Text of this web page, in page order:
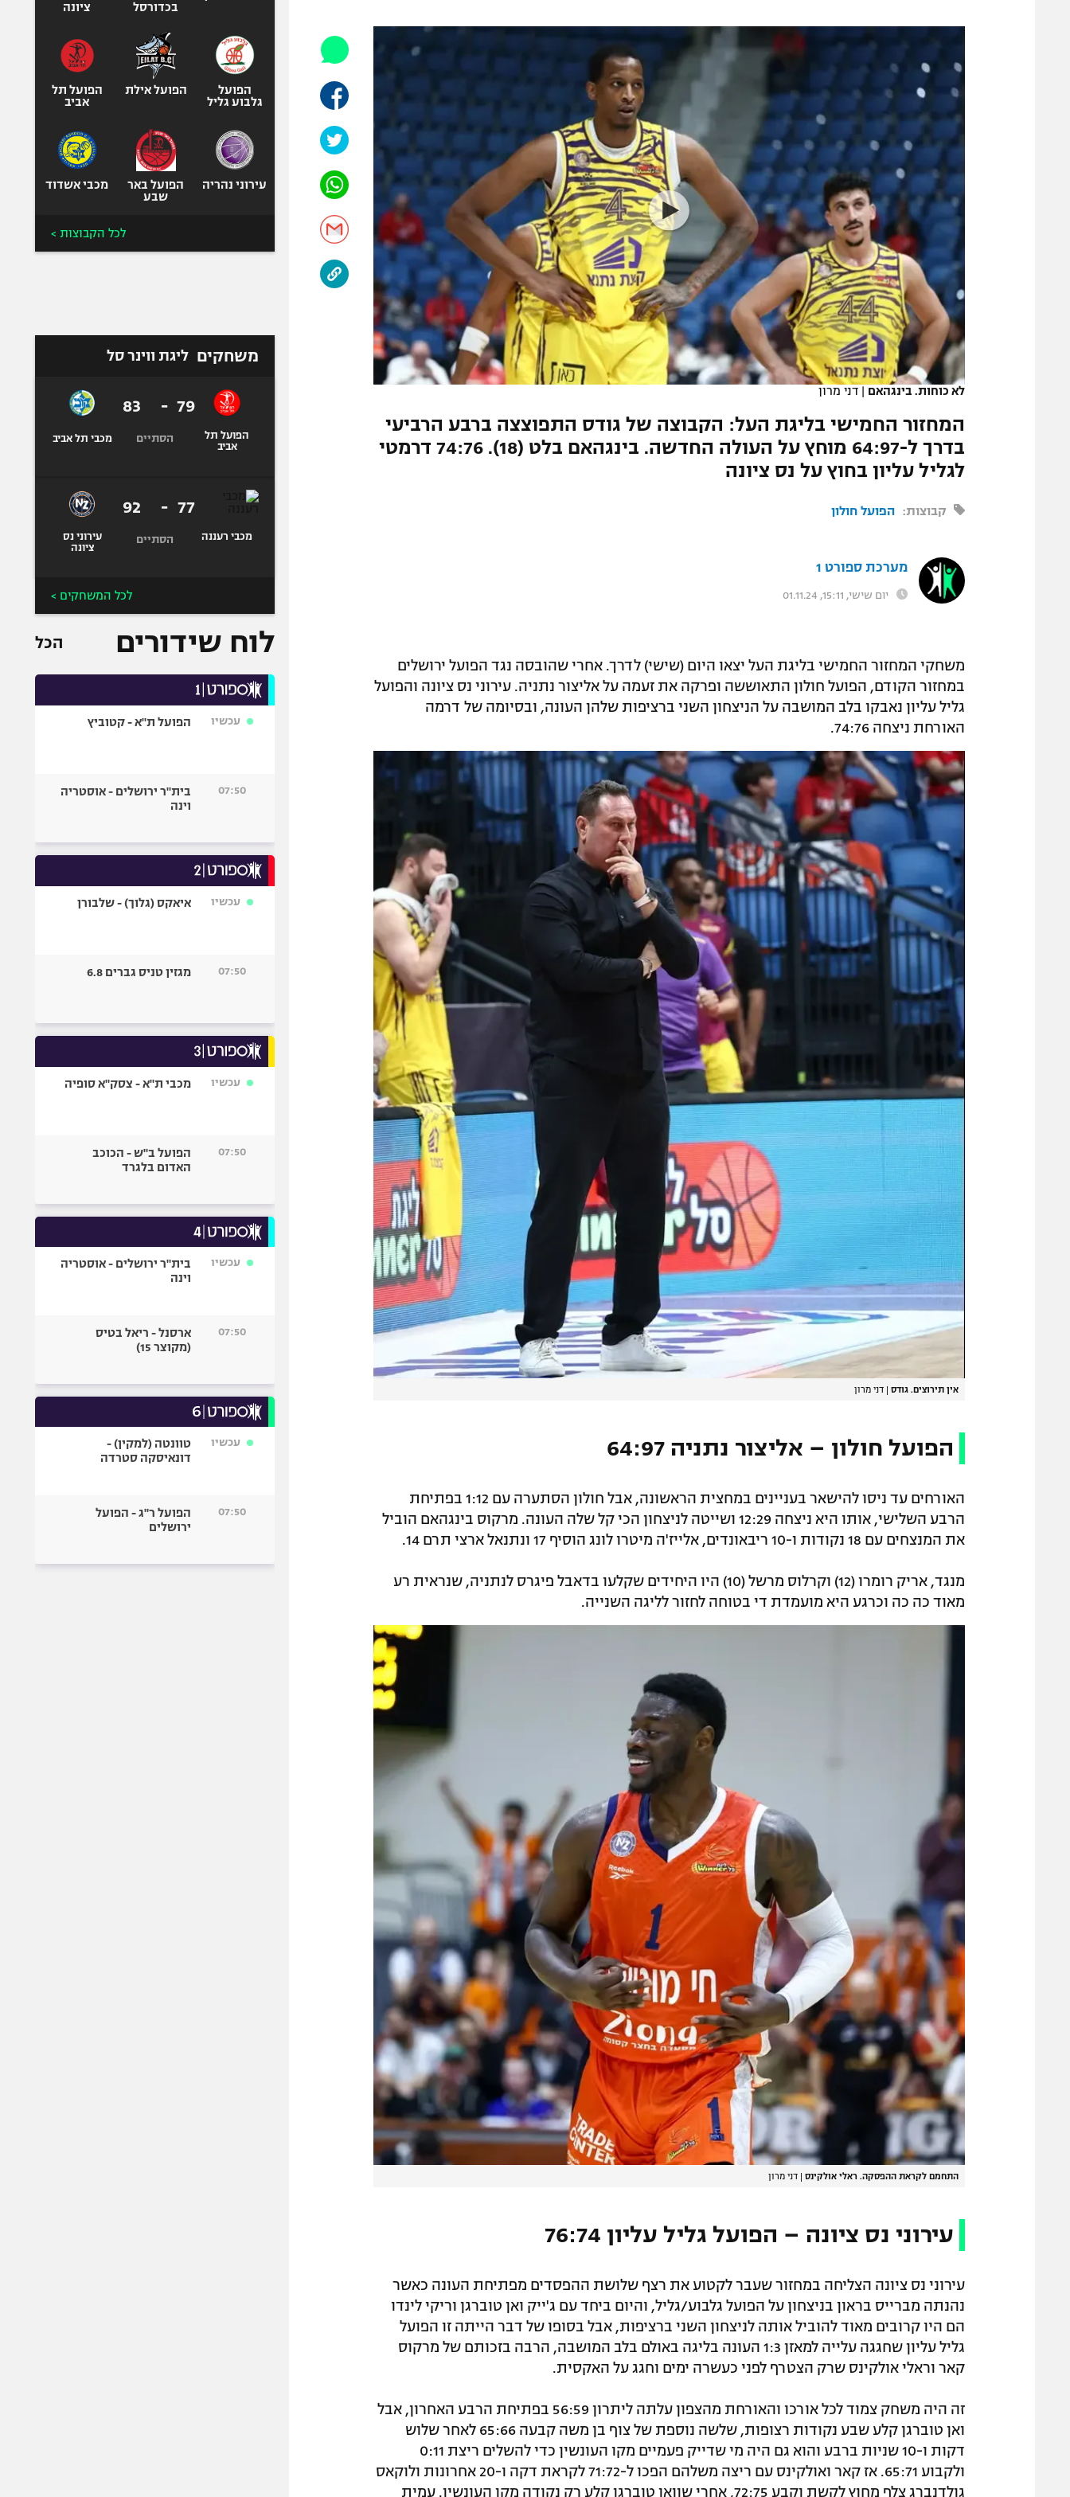
גיימינג E-Sports
תנאי שימוש
מדיניות פרטיות
תקנון פעילות ספורט 1
רשיון להקרנה פומבית לבית עסק
הצטרפות לחבילת הערוצים
לוח דרושים – ג'ובנט
תגיות
המגזין
הפועל תל אביב
הפועל חיפה
ליגה סינית
ליגה ברזילאית
ליגות נוספות
ספורט מוטורי
כדורמים
ספורט אתגרי
ואקסטרים
אומנויות לחימה
לא כוחות. בינגהאם | דני מרון
המחזור החמישי בליגת העל: הקבוצה של גודס התפוצצה ברבע הרביעי
בדרך ל-64:97 מוחץ על העולה החדשה. בינגהאם בלט (18). 74:76 דרמטי
לגליל עליון בחוץ על נס ציונה
קבוצות: הפועל חולון
מערכת ספורט 1
יום שישי, 15:11, 01.11.24
משחקי המחזור החמישי בליגת העל יצאו היום (שישי) לדרך. אחרי שהובסה נגד הפועל ירושלים
במחזור הקודם, הפועל חולון התאוששה ופרקה את זעמה על אליצור נתניה. עירוני נס ציונה והפועל
גליל עליון נאבקו בלב המושבה על הניצחון השני ברציפות שלהן העונה, ובסיומה של דרמה
האורחת ניצחה 74:76.
אין תירוצים. גודס | דני מרון
הפועל חולון – אליצור נתניה 64:97
האורחים עד ניסו להישאר בעניינים במחצית הראשונה, אבל חולון הסתערה עם 1:12 בפתיחת
הרבע השלישי, אותו היא ניצחה 12:29 ושייטה לניצחון הכי קל שלה העונה. מרקוס בינגהאם הוביל
את המנצחים עם 18 נקודות ו-10 ריבאונדים, אלייז'ה מיטרו לונג הוסיף 17 ונתנאל ארצי תרם 14.
מנגד, אריק רומרו (12) וקרלוס מרשל (10) היו היחידים שקלעו בדאבל פיגרס לנתניה, שנראית רע
מאוד כה כה וכרגע היא מועמדת די בטוחה לחזור לליגה השנייה.
התחמם לקראת ההפסקה. ראלי אולקינס | דני מרון
עירוני נס ציונה – הפועל גליל עליון 76:74
עירוני נס ציונה הצליחה במחזור שעבר לקטוע את רצף שלושת ההפסדים מפתיחת העונה כאשר
נהנתה מברייס בראון בניצחון על הפועל גלבוע/גליל, והיום ביחד עם ג'ייק ואן טוברגן וריקי לינדו
הם היו קרובים מאוד להוביל אותה לניצחון השני ברציפות, אבל בסופו של דבר הייתה זו הפועל
גליל עליון שחגגה עלייה למאזן 1:3 העונה בליגה באולם בלב המושבה, הרבה בזכותם של מרקוס
קאר וראלי אולקינס שרק הצטרף לפני כעשרה ימים וחגג על האקסית.
זה היה משחק צמוד לכל אורכו והאורחת מהצפון עלתה ליתרון 56:59 בפתיחת הרבע האחרון, אבל
ואן טוברגן קלע שבע נקודות רצופות, שלשה נוספת של צוף בן משה קבעה 65:66 לאחר שלוש
דקות ו-10 שניות ברבע והוא גם היה מי שדייק פעמיים מקו העונשין כדי להשלים ריצת 0:11
ולקבוע 65:71. אז קאר ואולקינס עם ריצה משלהם הפכו ל-71:72 לקראת דקה ו-20 אחרונות ולוקאס
גולדנברג צלף מחוץ לקשת וקבע 72:75, אחרי שוואן טוברגן קלע רק נקודה מקו העונשין. עמית
בכדורסל
ציונה
הפועל
גלבוע גליל
הפועל אילת
הפועל תל
אביב
עירוני נהריה
הפועל באר
שבע
מכבי אשדוד
לכל הקבוצות >
משחקים ליגת ווינר סל
הפועל תל
אביב
79
-
83
הסתיים מכבי תל אביב
מכבי רעננה
77
-
92
הסתיים
עירוני נס
ציונה
לכל המשחקים >
לוח שידורים הכל
עכשיו הפועל ת"א - קטוביץ
07:50
בית"ר ירושלים - אוסטריה
וינה
עכשיו איאקס (גלוך) - שלבורן
07:50 מגזין טניס גברים 6.8
עכשיו מכבי ת"א - צסק"א סופיה
07:50
הפועל ב"ש - הכוכב
האדום בלגרד
עכשיו
בית"ר ירושלים - אוסטריה
וינה
07:50
ארסנל - ריאל בטיס
(מקוצר 15)
עכשיו
טוונטה (למקין) -
דונאיסקה סטרדה
07:50
הפועל ר"ג - הפועל
ירושלים